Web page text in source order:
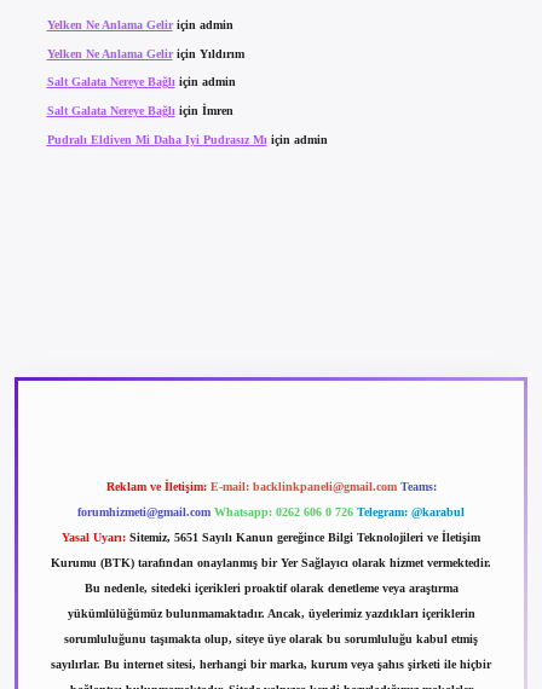
Yelken Ne Anlama Geliriçin admin
Yelken Ne Anlama Geliriçin Yıldırım
Salt Galata Nereye Bağlıiçin admin
Salt Galata Nereye Bağlı için İmren
Pudralı Eldiven Mi Daha Iyi Pudrasız Mı için admin
Reklam ve İletişim: E-mail: backlinkpaneli@gmail.com Teams:
forumhizmeti@gmail.com Whatsapp: 0262 606 0 726 Telegram: @karabul
Yasal Uyarı: Sitemiz, 5651 Sayılı Kanun gereğince Bilgi Teknolojileri ve İletişim
Kurumu (BTK) tarafından onaylanmış bir Yer Sağlayıcı olarak hizmet vermektedir.
Bu nedenle, sitedeki içerikleri proaktif olarak denetleme veya araştırma
yükümlülüğümüz bulunmamaktadır. Ancak, üyelerimiz yazdıkları içeriklerin
sorumluluğunu taşımakta olup, siteye üye olarak bu sorumluluğu kabul etmiş
sayılırlar. Bu internet sitesi, herhangi bir marka, kurum veya şahıs şirketi ile hiçbir